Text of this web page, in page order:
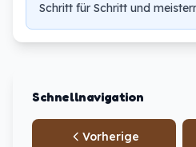
Schritt für Schritt und
Schnellnavigation
Vorherige